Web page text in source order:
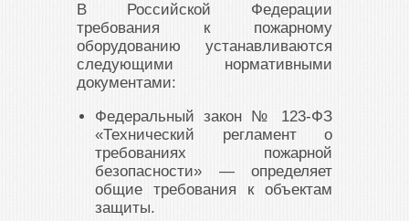
В Российской Федерации
требования к пожарному
оборудованию устанавливаются
следующими нормативными
документами:
Федеральный закон № 123-ФЗ
«Технический регламент о
требованиях пожарной
безопасности» — определяет
общие требования к объектам
защиты.